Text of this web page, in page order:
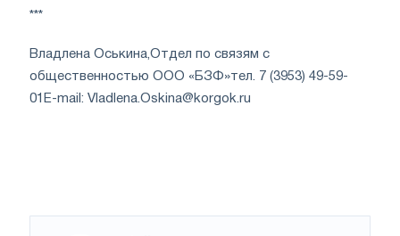
***
Владлена Оськина,Отдел по связям с
общественностью ООО «БЗФ»тел. 7 (3953) 49-59-
01 E-mail: Vladlena.Oskina@korgok.ru